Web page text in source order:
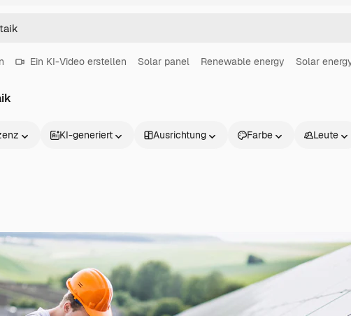
Ein KI-Video erstellen Solar panel Renewable energy Solar
KI-generiert Ausrichtung Farbe Leute
Produkte Loslegen